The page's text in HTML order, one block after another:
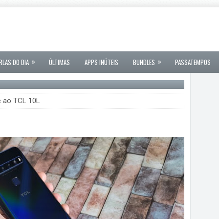
DO DIA » ÚLTIMAS APPS INÚTEIS BUNDLES » PASSATEMPOS
TCL 10L